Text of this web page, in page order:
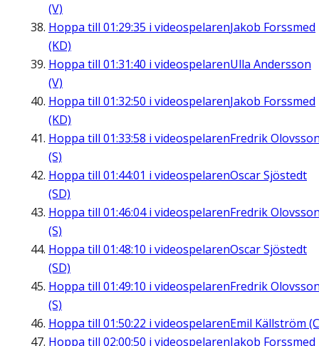
(V)
Hoppa till 01:29:35 i videospelarenJakob Forssmed
(KD)
Hoppa till 01:31:40 i videospelarenUlla Andersson
(V)
Hoppa till 01:32:50 i videospelarenJakob Forssmed
(KD)
Hoppa till 01:33:58 i videospelarenFredrik
(S)
Hoppa till 01:44:01 i videospelarenOscar Sjöstedt
(SD)
Hoppa till 01:46:04i videospelarenFredrik
(S)
Hoppa till 01:48:10 i videospelarenOscar Sjöstedt
(SD)
Hoppa till 01:49:10 i videospelarenFredrik
(S)
Hoppa till 01:50:22 i videospelarenEmil Källström
Hoppa till 02:00:50 i videospelarenJakob Forssmed